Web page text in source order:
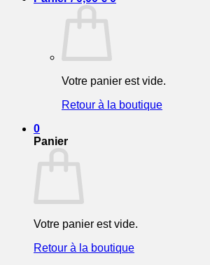
Votre panier est vide.
Retour à la boutique
0
Panier
Votre panier est vide.
Retour à la boutique